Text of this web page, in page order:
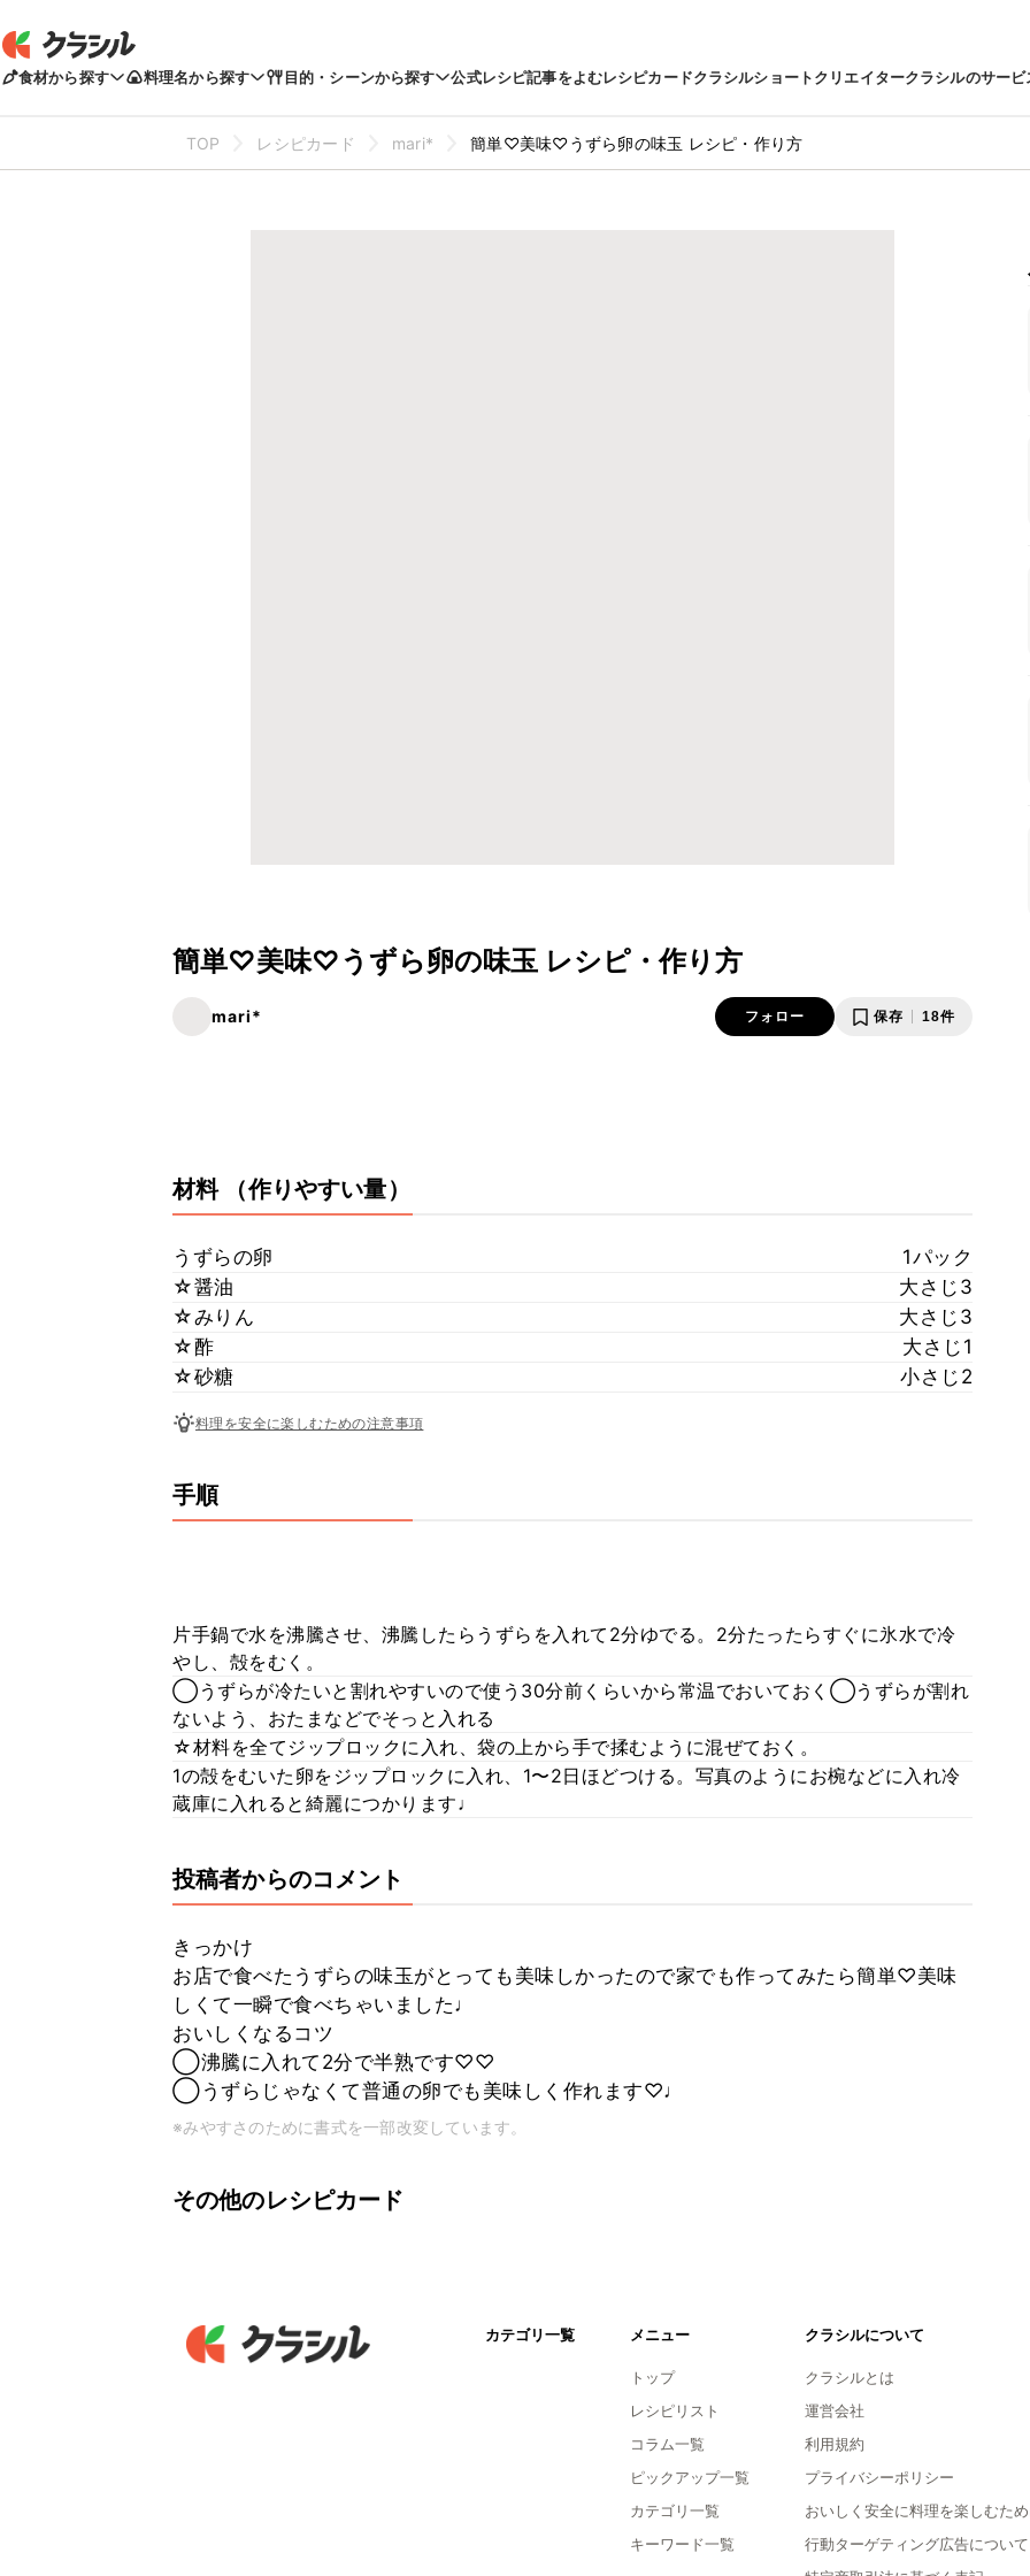
食材から探す 料理名から探す 目的・シーンから探す 公式レシピ記事をよむレシピカードクラシルショートクリエイタークラシルのサービ
TOP レシピカード mari* 簡単♡美味♡うずら卵の味玉 レシピ・作り方
簡単♡美味♡うずら卵の味玉 レシピ・作り方
mari* フォロー 保存 18件
材料 （作りやすい量）
うずらの卵
1パック
☆醤油
大さじ3
☆みりん
大さじ3
☆酢
大さじ1
☆砂糖
小さじ2
料理を安全に楽しむための注意事項
手順
片手鍋で水を沸騰させ、沸騰したらうずらを入れて2分ゆでる。2分たったらすぐに氷水で冷
やし、殻をむく。
◯うずらが冷たいと割れやすいので使う30分前くらいから常温でおいておく◯うずらが割れ
ないよう、おたまなどでそっと入れる
☆材料を全てジップロックに入れ、袋の上から手で揉むように混ぜておく。
1の殻をむいた卵をジップロックに入れ、1〜2日ほどつける。写真のようにお椀などに入れ冷
蔵庫に入れると綺麗につかります♩
投稿者からのコメント
きっかけ
お店で食べたうずらの味玉がとっても美味しかったので家でも作ってみたら簡単♡美味
しくて一瞬で食べちゃいました♩
おいしくなるコツ
◯沸騰に入れて2分で半熟です♡♡
◯うずらじゃなくて普通の卵でも美味しく作れます♡♩
※みやすさのために書式を一部改変しています。
その他のレシピカード
カテゴリ一覧 メニュー
トップ
レシピリスト
コラム一覧
ピックアップ一覧
カテゴリ一覧
キーワード一覧
クラシルについて
クラシルとは
運営会社
利用規約
プライバシーポリシー
おいしく安全に料理を楽しむため
行動ターゲティング広告について